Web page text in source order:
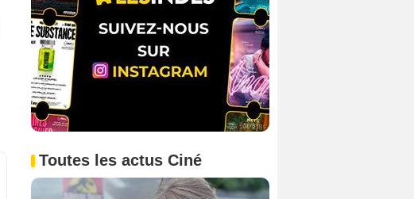
Toutes les actus Ciné